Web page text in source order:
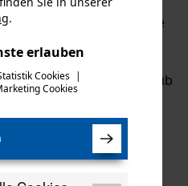
glauben, dass die
Arbeiten im Forst
werden sie im Winter
Bäume im Herbst ihr Laub
luftiger im Wald.
die Baumkronen frei
Gefahren durch
können.
.
erlauben
Cookies |
Cookies
Bitte